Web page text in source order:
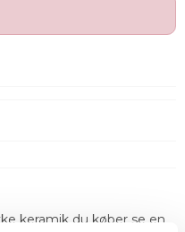
keramik du køber se en